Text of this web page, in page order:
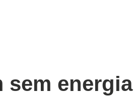
sem energia